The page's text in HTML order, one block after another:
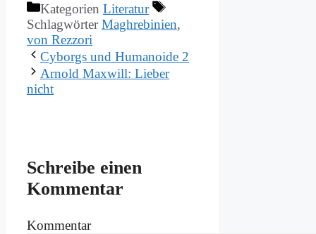
Kategorien Literatur
SchlagwörterMaghrebinien,
von Rezzori
Cy­borgs und Hu­ma­no­ide 2
Ar­nold Max­will: Lie­ber
nicht
Schreibe einen
Kommentar
Kommentar